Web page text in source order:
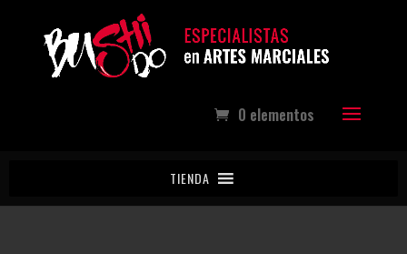
0 elementos
TIENDA